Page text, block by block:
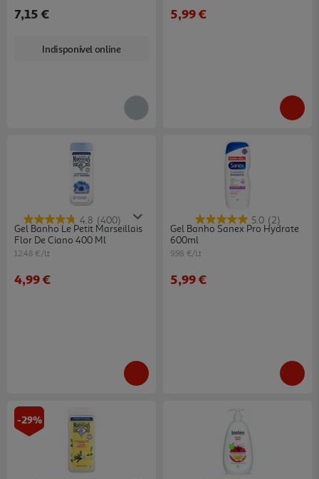
7,15 €
Indisponível online
5,99 €
4.8 (400)
Gel Banho Le Petit Marseillais
Flor De Ciano 400 Ml
12.48 €/Lt
4,99 €
5.0 (2)
Gel Banho Sanex Pro Hydrate
600ml
9.98 €/Lt
5,99 €
-29%